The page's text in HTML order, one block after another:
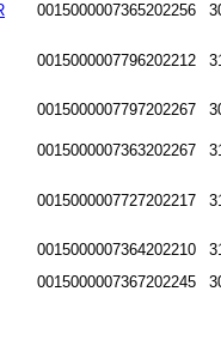
0015000007365202256
0015000007796202212
0015000007797202267
0015000007363202267
0015000007727202217
0015000007364202210
0015000007367202245